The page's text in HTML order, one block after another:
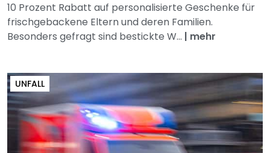
10 Prozent Rabatt auf personalisierte Geschenke für
frischgebackene Eltern und deren Familien.
Besonders gefragt sind bestickte W... | mehr
UNFALL